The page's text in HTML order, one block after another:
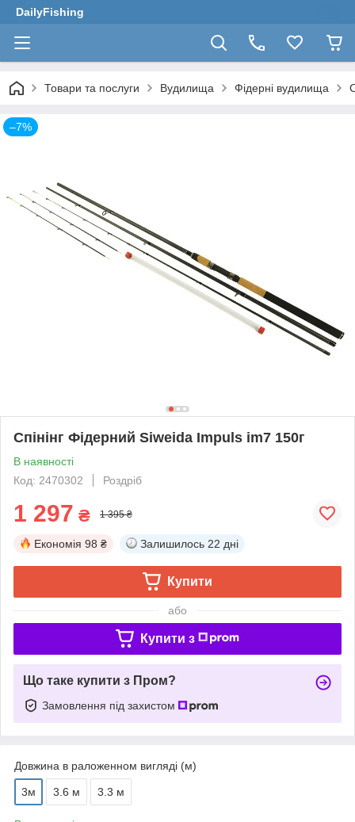
DailyFishing
Товари та послуги Вудилища Фідерні вудилища
–7%
Спінінг Фідерний Siweida Impuls im7 150г
В наявності
Код: 2470302
Роздріб
1 297 ₴ 1 395 ₴
Економія 98 ₴ Залишилось 22 дні
Купити
або
Купити з
Що таке купити з Пром?
Замовлення під захистом
Довжина в раложенном вигляді (м)
3м 3.6 м 3.3 м